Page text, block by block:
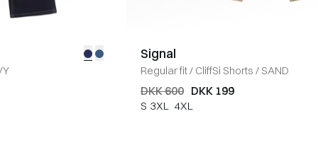
Signal
Regular fit/ CliffSi Shorts / SAND
DKK 600 DKK 199
S 3XL 4XL